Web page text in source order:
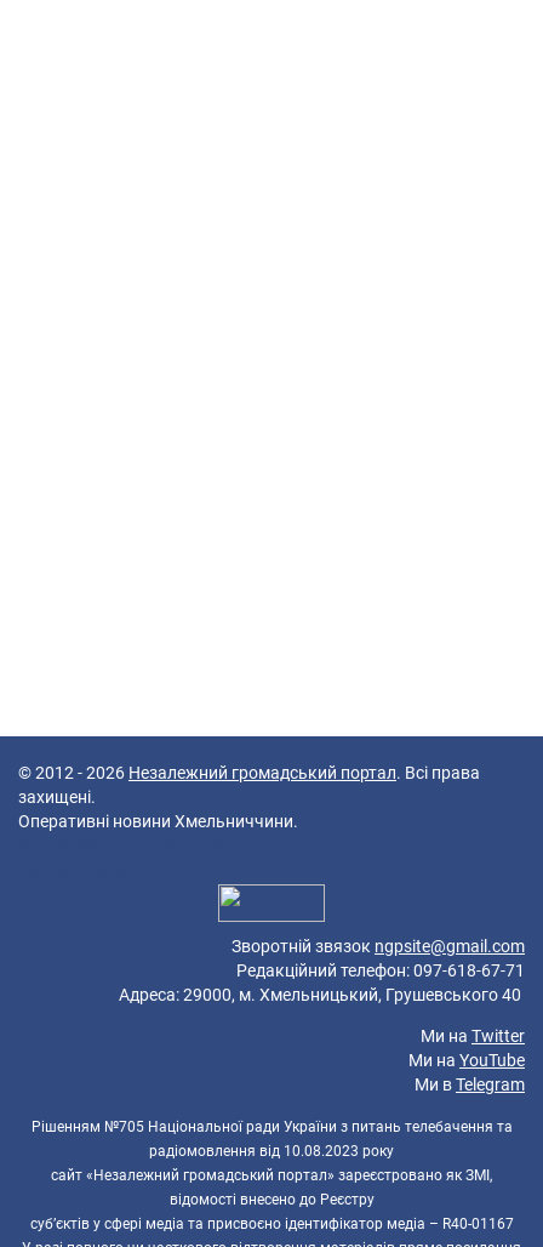
© 2012 - 2026 Незалежний громадський портал. Всі права
захищені.
Оперативні новини Хмельниччини.
Зворотній звязок ngpsite@gmail.com
Редакційний телефон: 097-618-67-71
Адреса: 29000, м. Хмельницький, Грушевського 40
Ми на Twitter
Ми на YouTube
Ми вTelegram
Рішенням №705 Національної ради України з питань телебачення та
радіомовлення від 10.08.2023 року
сайт «Незалежний громадський портал» зареєстровано як ЗМІ,
відомості внесено до Реєстру
суб’єктів у сфері медіа та присвоєно ідентифікатор медіа – R40-01167